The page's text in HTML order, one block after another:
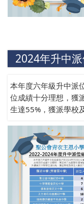
2024年升中
本年度六年級升中派
位成績十分理想，獲
生達55%，獲派學校